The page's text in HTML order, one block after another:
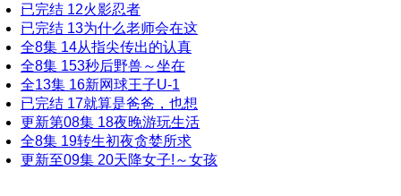
已完结 12火影忍者
已完结 13为什么老师会在这
全8集 14从指尖传出的认真
全8集 153秒后野兽～坐在
全13集 16新网球王子U-1
已完结 17就算是爸爸，也想
更新第08集 18夜晚游玩生活
全8集 19转生初夜贪婪所求
更新至09集 20天降女子!～女孩